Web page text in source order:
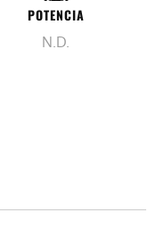
POTENCIA
N.D.